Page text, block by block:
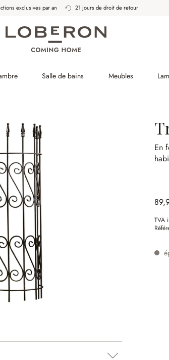
exclusives par an 21 jours de droit de retour
Salle de bains Meubles
En
TVA